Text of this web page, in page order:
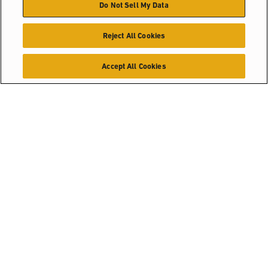
Vacatures
OOK INTERESSANT
Do Not Sell My Data
Reject All Cookies
Accept All Cookies